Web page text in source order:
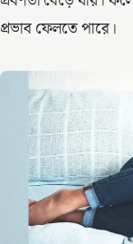
প্রভাব ফেলতে পারে।